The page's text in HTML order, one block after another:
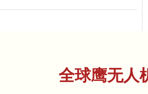
全球鹰无人